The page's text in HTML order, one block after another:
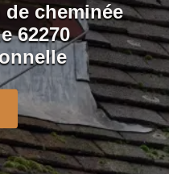
cheminée
62270